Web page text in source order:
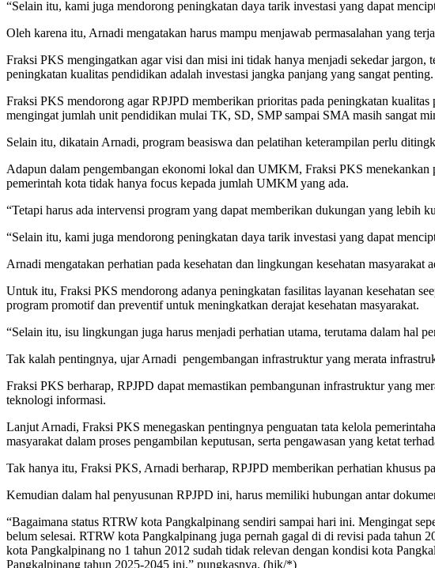
“Selain itu, kami juga mendorong peningkatan daya tarik investasi yang dapat
Oleh karena itu, Arnadi mengatakan harus mampu menjawab permasalahan yang
Fraksi PKS mengingatkan agar visi dan misi ini tidak hanya menjadi sekedar
peningkatan kualitas pendidikan adalah investasi jangka panjang yang sangat penting.
Fraksi PKS mendorong agar RPJPD memberikan prioritas pada peningkatan
mengingat jumlah unit pendidikan mulai TK, SD, SMP sampai SMA masih sangat
Selain itu, dikatain Arnadi, program beasiswa dan pelatihan keterampilan perlu
Adapun dalam pengembangan ekonomi lokal dan UMKM, Fraksi PKS
pemerintah kota tidak hanya focus kepada jumlah UMKM yang ada.
“Tetapi harus ada intervensi program yang dapat memberikan dukungan yang lebih
“Selain itu, kami juga mendorong peningkatan daya tarik investasi yang dapat
Arnadi mengatakan perhatian pada kesehatan dan lingkungan kesehatan
Untuk itu, Fraksi PKS mendorong adanya peningkatan fasilitas layanan kesehatan
program promotif dan preventif untuk meningkatkan derajat kesehatan masyarakat.
“Selain itu, isu lingkungan juga harus menjadi perhatian utama, terutama dalam hal
Tak kalah pentingnya, ujar Arnadi pengembangan infrastruktur yang merata
Fraksi PKS berharap, RPJPD dapat memastikan pembangunan infrastruktur yang
teknologi informasi.
Lanjut Arnadi, Fraksi PKS menegaskan pentingnya penguatan tata kelola
masyarakat dalam proses pengambilan keputusan, serta pengawasan yang ketat
Tak hanya itu, Fraksi PKS, Arnadi berharap, RPJPD memberikan perhatian khusus
Kemudian dalam hal penyusunan RPJPD ini, harus memiliki hubungan antar
“Bagaimana status RTRW kota Pangkalpinang sendiri sampai hari ini. Mengingat
belum selesai. RTRW kota Pangkalpinang juga pernah gagal di di revisi pada
kota Pangkalpinang no 1 tahun 2012 sudah tidak relevan dengan kondisi kota
Pangkalpinang tahun 2025-2045 ini,” pungkasnya. (hjk/*)